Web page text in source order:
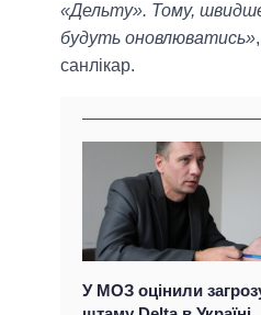
«Дельту». Тому,
будуть оновлюватись»
санлікар.
У МОЗ оцінили